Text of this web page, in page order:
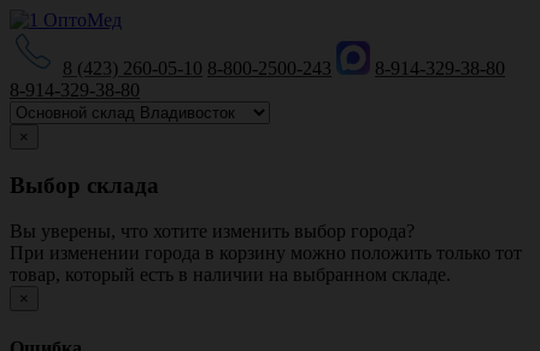
8 (423) 260-05-10 8-800-2500-243
8-914-329-38-80
8-914-329-38-80
×
Выбор склада
Вы уверены, что хотите изменить выбор города?
При изменении города в корзину можно положить только тот
товар, который есть в наличии на выбранном складе.
×